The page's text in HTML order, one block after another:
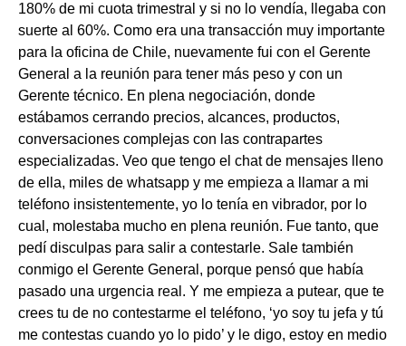
180% de mi cuota trimestral y si no lo vendía, llegaba con
suerte al 60%. Como era una transacción muy importante
para la oficina de Chile, nuevamente fui con el Gerente
General a la reunión para tener más peso y con un
Gerente técnico. En plena negociación, donde
estábamos cerrando precios, alcances, productos,
conversaciones complejas con las contrapartes
especializadas. Veo que tengo el chat de mensajes lleno
de ella, miles de whatsapp y me empieza a llamar a mi
teléfono insistentemente, yo lo tenía en vibrador, por lo
cual, molestaba mucho en plena reunión. Fue tanto, que
pedí disculpas para salir a contestarle. Sale también
conmigo el Gerente General, porque pensó que había
pasado una urgencia real. Y me empieza a putear, que te
crees tu de no contestarme el teléfono, ‘yo soy tu jefa y tú
me contestas cuando yo lo pido’ y le digo, estoy en medio